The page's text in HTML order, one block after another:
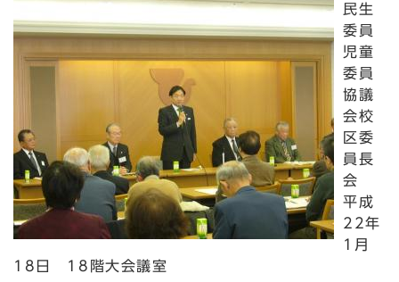
民生
委員
児童
委員
協議
会校
区委
員長
会
平成
22年
1月
18日 18階大会議室